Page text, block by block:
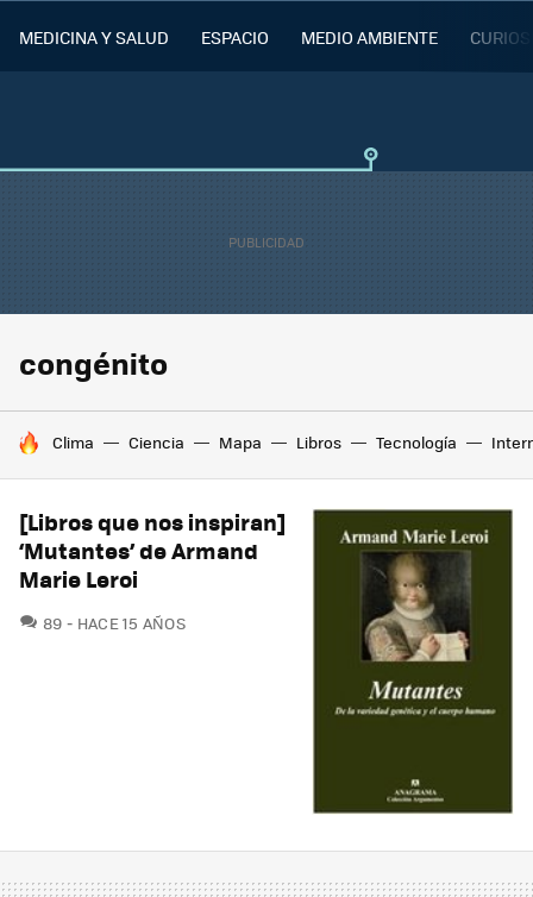
MEDICINA Y SALUD ESPACIO MEDIO AMBIENTE
congénito
HOY SE HABLA DE
Clima Ciencia Mapa Libros Tecnología
[Libros que nos inspiran]
‘Mutantes’ de Armand
Marie Leroi
89 COMENTARIOS
HACE 15 AÑOS